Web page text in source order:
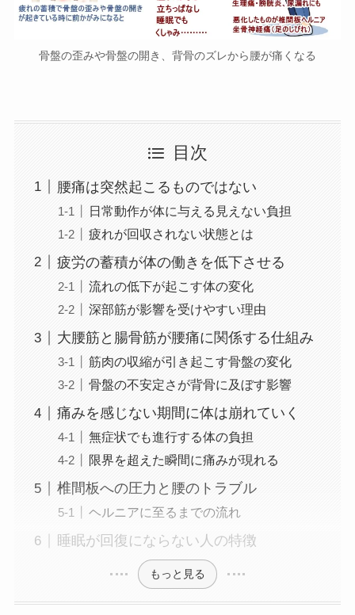
骨盤の歪みや骨盤の開き、背骨のズレから腰が痛くなる
目次
腰痛は突然起こるものではない
日常動作が体に与える見えない負担
疲れが回収されない状態とは
疲労の蓄積が体の働きを低下させる
流れの低下が起こす体の変化
深部筋が影響を受けやすい理由
大腰筋と腸骨筋が腰痛に関係する仕組み
筋肉の収縮が引き起こす骨盤の変化
骨盤の不安定さが背骨に及ぼす影響
痛みを感じない期間に体は崩れていく
無症状でも進行する体の負担
限界を超えた瞬間に痛みが現れる
椎間板への圧力と腰のトラブル
ヘルニアに至るまでの流れ
睡眠が回復にならない人の特徴
もっと見る